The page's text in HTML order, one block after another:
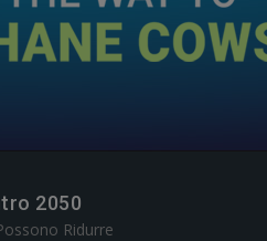
2050
Ridurre